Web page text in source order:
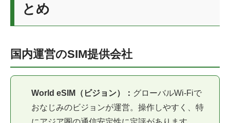
とめ
国内運営のSIM提供会社
World eSIM（ビジョン）： グローバルWi-Fiで
おなじみのビジョンが運営。操作しやすく、特